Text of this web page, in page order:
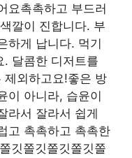
요촉촉하고 부드러
깔이 진합니다. 부
하게 납니다. 먹기
. 달콤한 디저트를
제외하고요!좋은 방
이 아니라, 습윤이
라서 잘라서 쉽게
고 촉촉하고 촉촉한
깃쫄깃쫄깃쫄깃쫄